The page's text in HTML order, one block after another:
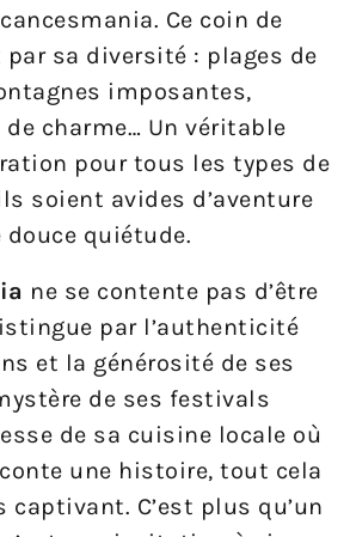
Ce coin de
sa diversité : plages de
imposantes,
charme… Un véritable
pour tous les types de
soient avides d’aventure
douce quiétude.
ne se contente pas d’être
par l’authenticité
et la générosité de ses
de ses festivals
de sa cuisine locale où
une histoire, tout cela
captivant. C’est plus qu’un